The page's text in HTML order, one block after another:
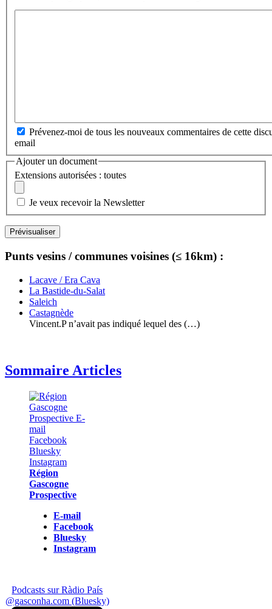
Prévenez-moi de tous les nouveaux commentaires de cette
email
Ajouter un document
Extensions autorisées : toutes
Je veux recevoir la Newsletter
Punts vesins / communes voisines (≤ 16km) :
Lacave / Era Cava
La Bastide-du-Salat
Saleich
Castagnède
Vincent.P n’avait pas indiqué lequel des (…)
Sommaire Articles
Région
Gascogne
Prospective
E-mail
Facebook
Bluesky
Instagram
Podcasts sur Ràdio País
@gasconha.com (Bluesky)